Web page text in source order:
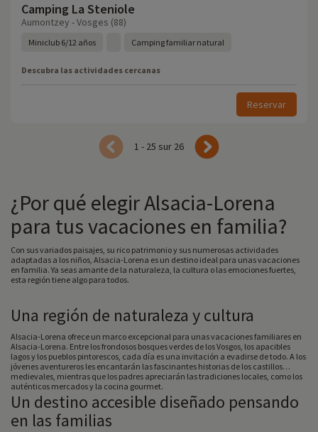
Camping La Steniole
Aumontzey - Vosges (88)
Miniclub 6/12 años Camping familiar natural
Descubra las actividades cercanas
Reservar
1 - 25 sur 26
¿Por qué elegir Alsacia-Lorena
para tus vacaciones en familia?
Con sus variados paisajes, su rico patrimonio y sus numerosas actividades
adaptadas a los niños, Alsacia-Lorena es un destino ideal para unas vacaciones
en familia. Ya seas amante de la naturaleza, la cultura o las emociones fuertes,
esta región tiene algo para todos.
Una región de naturaleza y cultura
Alsacia-Lorena ofrece un marco excepcional para unas vacaciones familiares en
Alsacia-Lorena. Entre los frondosos bosques verdes de los Vosgos, los apacibles
lagos y los pueblos pintorescos, cada día es una invitación a evadirse de todo. A los
jóvenes aventureros les encantarán las fascinantes historias de los castillos
medievales, mientras que los padres apreciarán las tradiciones locales, como los
auténticos mercados y la cocina gourmet.
Un destino accesible diseñado pensando
en las familias